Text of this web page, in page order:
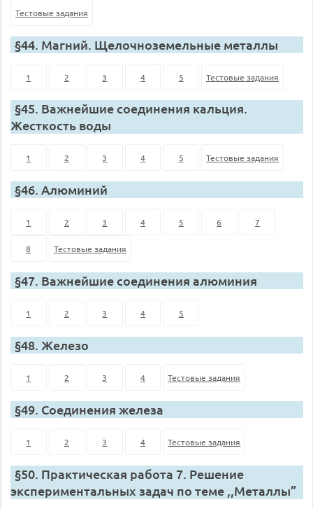
Тестовые задания
§44. Магний. Щелочноземельные металлы
1 2 3 4 5 Тестовые задания
§45. Важнейшие соединения кальция.
Жесткость воды
1 2 3 4 5 Тестовые задания
§46. Алюминий
1 2 3 4 5 6 7
8 Тестовые задания
§47. Важнейшие соединения алюминия
1 2 3 4 5
§48. Железо
1 2 3 4 Тестовые задания
§49. Соединения железа
1 2 3 4 Тестовые задания
§50. Практическая работа 7. Решение
экспериментальных задач по теме ,,Металлы”